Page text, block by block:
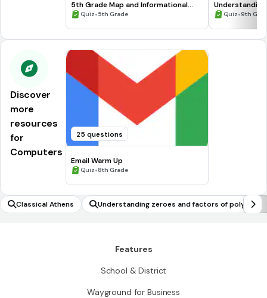
5th Grade Map and Informational
Processing Skills
Quiz•5th Grade Quiz•9th
Discover
more
resources
for
Computers
25 questions
Email Warm Up
Quiz•8th Grade
Classical Athens
Understanding zeroes and factors of polynomi
als
Features
School & District
Wayground for Business